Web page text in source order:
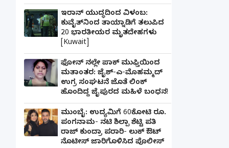
ಇರಾನ್ ಯುದ್ಧದಿಂದ ವಿಳಂಬ:
ಕುವೈತ್‌ನಿಂದ ತಾಯ್ನಾಡಿಗೆ ತಲುಪಿದ
20 ಭಾರತೀಯರ ಮೃತದೇಹಗಳು
[Kuwait]
ಫೋನ್ ನಲ್ಲೇ ಪಾಕ್ ಮುಫ್ತಿಯಿಂದ
ಮತಾಂತರ: ಜೈಶ್-ಎ-ಮೊಹಮ್ಮದ್
ಉಗ್ರ ಸಂಘಟನೆ ಜೊತೆ ಲಿಂಕ್
ಹೊಂದಿದ್ದ ಜೈಪುರದ ಮಹಿಳೆ ಬಂಧನ!
ಮುಂಬೈ: ಉದ್ಯಮಿಗೆ 60ಕೋಟಿ ರೂ.
ಪಂಗನಾಮ- ನಟಿ ಶಿಲ್ಪಾ ಶೆಟ್ಟಿ ಪತಿ
ರಾಜ್ ಕುಂದ್ರಾ ಪರಾರಿ- ಲುಕ್ ಔಟ್
ನೊಟೀಸ್ ಜಾರಿಗೊಳಿಸಿದ ಪೊಲೀಸ್